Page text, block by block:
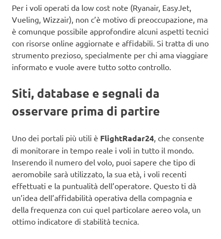
Per i voli operati da low cost note (Ryanair, EasyJet,
Vueling, Wizzair), non c’è motivo di preoccupazione, ma
è comunque possibile approfondire alcuni aspetti tecnici
con risorse online aggiornate e affidabili. Si tratta di uno
strumento prezioso, specialmente per chi ama viaggiare
informato e vuole avere tutto sotto controllo.
Siti, database e segnali da
osservare prima di partire
Uno dei portali più utili è FlightRadar24 , che consente
di monitorare in tempo reale i voli in tutto il mondo.
Inserendo il numero del volo, puoi sapere che tipo di
aeromobile sarà utilizzato, la sua età, i voli recenti
effettuati e la puntualità dell’operatore. Questo ti dà
un’idea dell’affidabilità operativa della compagnia e
della frequenza con cui quel particolare aereo vola, un
ottimo indicatore di stabilità tecnica.